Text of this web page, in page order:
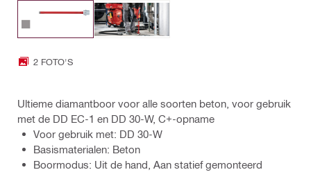
2 FOTO'S
Ultieme diamantboor voor alle soorten beton, voor gebruik
met de DD EC-1 en DD 30-W, C+-opname
Voor gebruik met: DD 30-W
Basismaterialen: Beton
Boormodus: Uit de hand, Aan statief gemonteerd